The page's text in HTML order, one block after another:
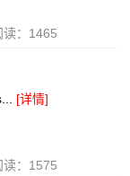
：1465
[详情]
：1575